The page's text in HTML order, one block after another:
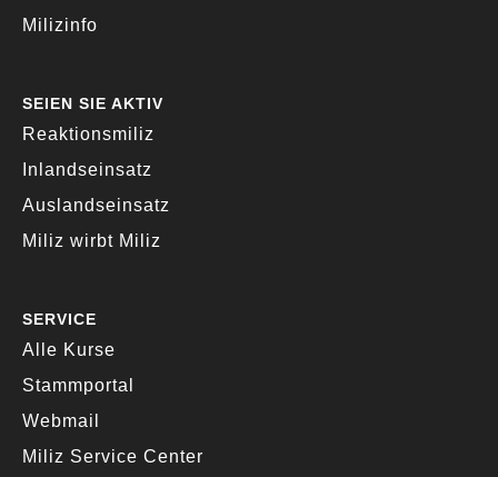
Milizinfo
SEIEN SIE AKTIV
Reaktionsmiliz
Inlandseinsatz
Auslandseinsatz
Miliz wirbt Miliz
SERVICE
Alle Kurse
Stammportal
Webmail
Miliz Service Center